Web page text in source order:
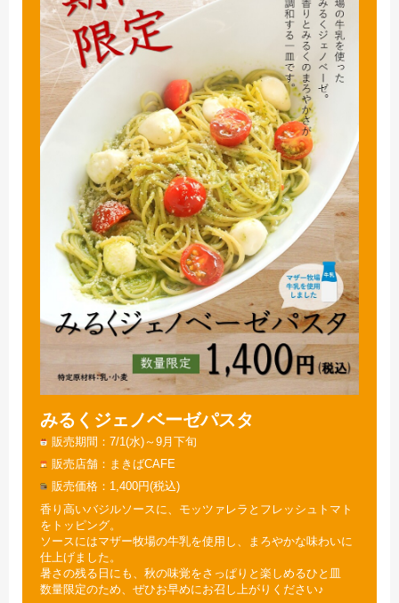
みるくジェノベーゼパスタ
販売期間
7/1(水)～9月下旬
販売店舗
まきばCAFE
販売価格
1,400円(税込)
香り高いバジルソースに、モッツァレラとフレッシュトマト
をトッピング。
ソースにはマザー牧場の牛乳を使用し、まろやかな味わいに
仕上げました。
暑さの残る日にも、秋の味覚をさっぱりと楽しめるひと皿
数量限定のため、ぜひお早めにお召し上がりください♪